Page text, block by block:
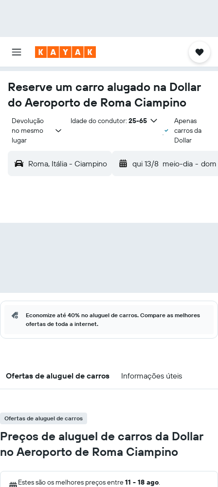
Reserve um carro alugado na Dollar
do Aeroporto de Roma Ciampino
Devolução
no mesmo
lugar
Idade do condutor: 25-65
Apenas
carros da
Dollar
Roma, Itália - Ciampino qui 13/8 meio-dia - dom
Economize até 40% no aluguel de carros. Compare as melhores
ofertas de toda a internet.
Ofertas de aluguel de carros Informações úteis
Ofertas de aluguel de carros
Preços de aluguel de carros da Dollar
no Aeroporto de Roma Ciampino
Estes são os melhores preços entre11 - 18 ago.